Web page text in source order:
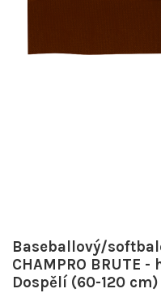
Baseballový/
CHAMPRO BRUTE -
Dospělí (60-120 cm)